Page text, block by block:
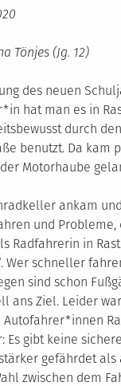
Tönjes (Jg. 12)
des neuen
hat man es in
durch
benutzt. Da
Motorhaube
ankam
und
Radfahrerin in
Wer schneller
sind schon
ans Ziel. Leider
Autofahrer*innen
Es gibt keine
gefährdet
zwischen dem